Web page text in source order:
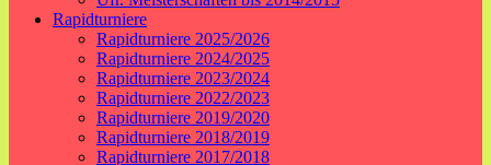
Rapidturniere
Rapidturniere 2025/2026
Rapidturniere 2024/2025
Rapidturniere 2023/2024
Rapidturniere 2022/2023
Rapidturniere 2019/2020
Rapidturniere 2018/2019
Rapidturniere 2017/2018